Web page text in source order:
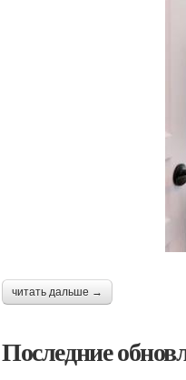
читать дальше →
Последние